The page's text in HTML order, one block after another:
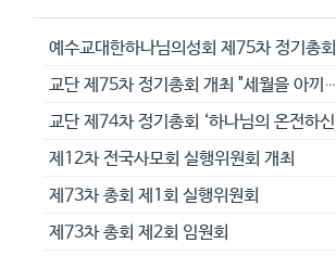
교단 제75차 정기총회 개최 "세월을 아끼라 때가 악하니라"(엡 5:16...
제12차 전국사모회 실행위원회 개최
제73차 총회 제1회 실행위원회
제73차 총회 제2회 임원회